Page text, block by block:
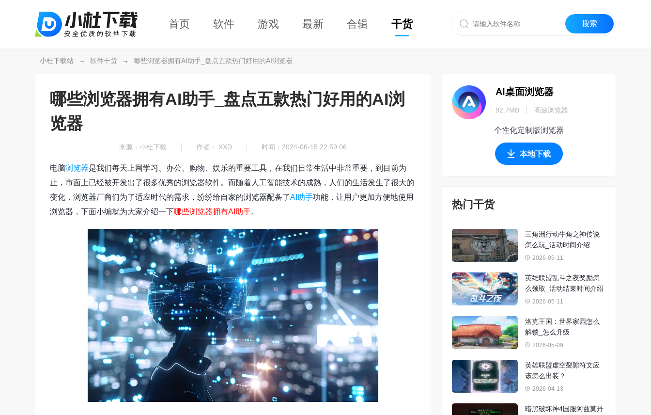
首页 软件 游戏 最新 合辑 干货
小杜下载站 → 软件干货 → 哪些浏览器拥有AI助手_盘点五款热门好用的AI浏览器
哪些浏览器拥有AI助手_盘点五款热门好用的AI浏
览器
来源：小杜下载 作者： XXD 时间：2024-06-15 22:59:06
电脑浏览器是我们每天上网学习、办公、购物、娱乐的重要工具，在我们日常生活中非常重要，到目前为
止，市面上已经被开发出了很多优秀的浏览器软件。而随着人工智能技术的成熟，人们的生活发生了很大的
变化，浏览器厂商们为了适应时代的需求，纷纷给自家的浏览器配备了AI助手功能，让用户更加方便地使用
浏览器，下面小编就为大家介绍一下哪些浏览器拥有AI助手。
AI桌面浏览器
92.7MB 高速浏览器
个性化定制版浏览器
本地下载
热门干货
三角洲行动牛角之神传说
怎么玩_活动时间介绍
2026-05-11
英雄联盟乱斗之夜奖励怎
么领取_活动结束时间介绍
2026-05-11
洛克王国：世界家园怎么
解锁_怎么升级
2026-05-09
英雄联盟虚空裂隙符文应
该怎么出装？
2026-04-13
暗黑破坏神4国服阿兹莫丹